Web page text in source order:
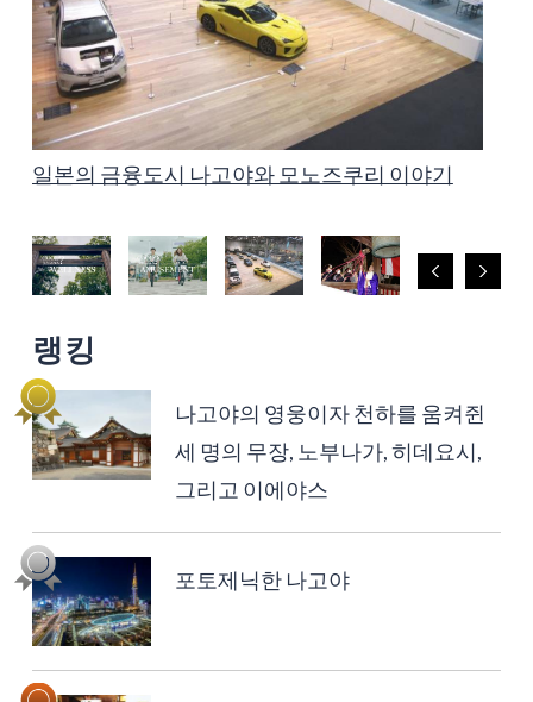
일본의 금융도시 나고야와 모노즈쿠리 이야기
나고야에서 즐기는 연말연시 특집 2024-2025
다양한 매력을 가진 나고야의 시장들
아이치와 나고야의 꽃구경 명소
포토제닉한 나고야
나고야의 영웅이자 천하를 움켜쥔 세 명의 무장,
아동 친화적인 도시, 나고야
나고야와 아이치의 문화재 전통적 제조 기술, 예
나고야시 소개 동영상, 'COOL! NAGOYA'
나고야시 소개 동영상, 'COOL! NAGOYA'
랭킹
나고야의 영웅이자 천하를 움켜쥔
세 명의 무장, 노부나가, 히데요시,
그리고 이에야스
포토제닉한 나고야